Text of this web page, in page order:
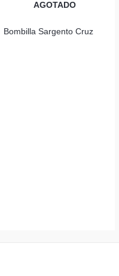
AGOTADO
Bombilla Sargento Cruz